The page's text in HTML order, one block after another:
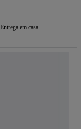
Entrega em casa